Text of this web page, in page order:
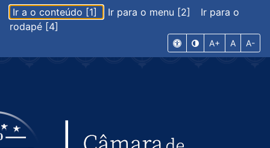
Ir a o conteúdo [1] Ir para o menu [2]
Ir para o
rodapé [4]
A+ A A-